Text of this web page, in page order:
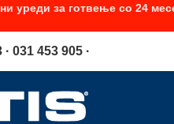
031 453 905 ·
уреди за готвење со 24